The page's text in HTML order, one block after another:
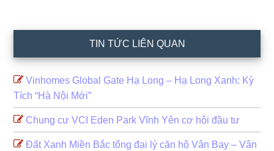
TIN TỨC LIÊN QUAN
Vinhomes Global Gate Hạ Long – Hạ Long Xanh: Kỳ
Tích “Hà Nội Mới”
Chung cư VCI Eden Park Vĩnh Yên cơ hội đầu tư
Đất Xanh Miền Bắc tổng đại lý căn hộ Vân Bay – Vân